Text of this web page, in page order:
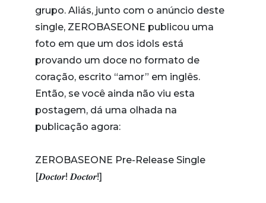
grupo. Aliás, junto com o anúncio deste
single, ZEROBASEONE publicou uma
foto em que um dos idols está
provando um doce no formato de
coração, escrito “amor” em inglês.
Então, se você ainda não viu esta
postagem, dá uma olhada na
publicação agora:
ZEROBASEONE Pre-Release Single
[𝑫𝒐𝒄𝒕𝒐𝒓! 𝑫𝒐𝒄𝒕𝒐𝒓!]